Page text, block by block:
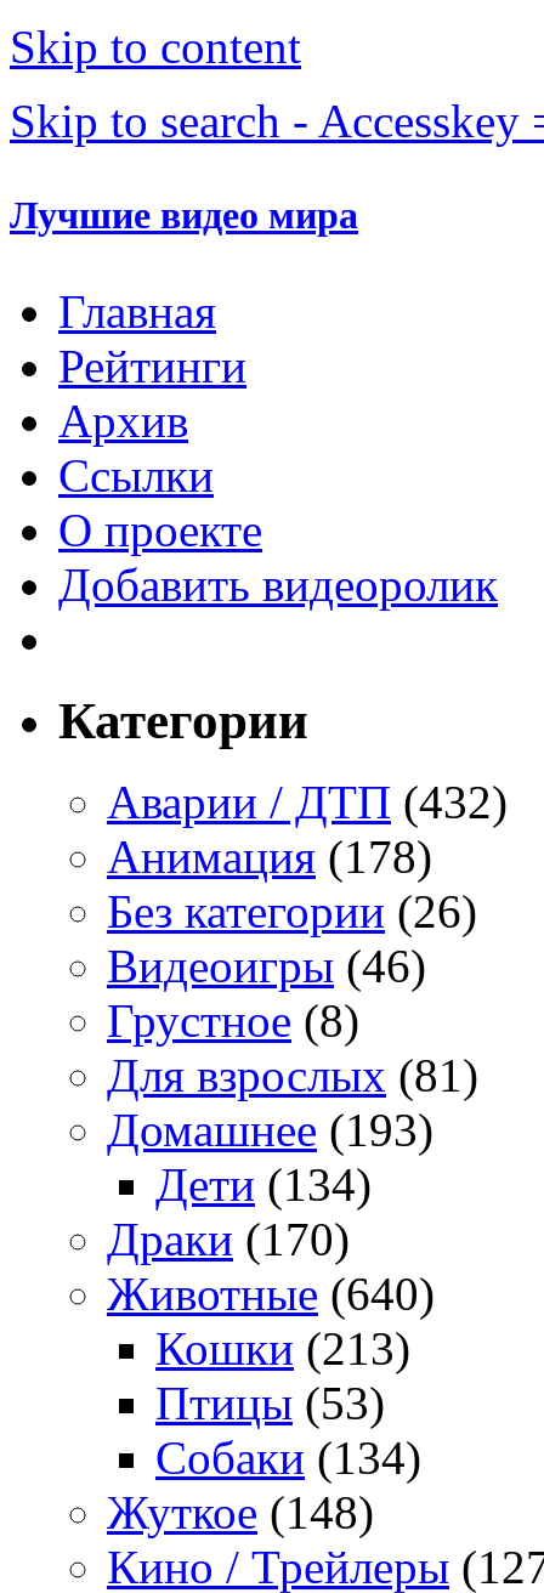
Skip to content
Skip to search - Accesskey
Лучшие видео мира
Главная
Рейтинги
Архив
Ссылки
О проекте
Добавить видеоролик
Категории
Аварии / ДТП (432)
Анимация (178)
Без категории (26)
Видеоигры (46)
Грустное (8)
Для взрослых (81)
Домашнее (193)
Дети (134)
Драки (170)
Животные (640)
Кошки (213)
Птицы (53)
Собаки (134)
Жуткое (148)
Кино / Трейлеры